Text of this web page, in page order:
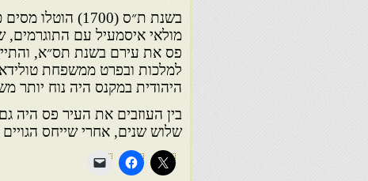
בשנת ת״ס (1700)
מולאי איסמעיל עם התוגרמים,
פס את עירם בשנת תס״א,
למלכות ובפרט ממשפחת
היהודית במקנס היה נוח יותר
בין העוזבים את העיר פס היה
שלוש שנים, אחרי שייחס